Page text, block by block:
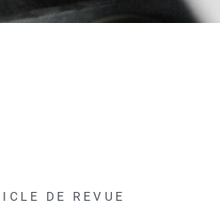
DE REVUE